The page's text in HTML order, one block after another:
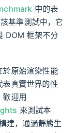
中的表
基準測試中，它
DOM 框架不分
於原始渲染性能
表真實世界的性
歡迎用
來測試本
建，通過靜態生